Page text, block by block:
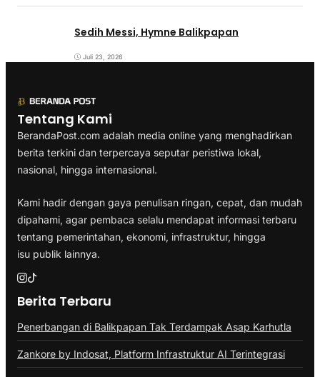
Sedih Messi, Hymne Balikpapan
Juli 23, 2026
Tentang Kami
BerandaPost.com adalah media online yang menghadirkan
berita terkini dan terpercaya seputar peristiwa lokal,
nasional, hingga internasional.
Kami hadir dengan gaya penulisan ringan, cepat, dan mudah
dipahami, agar pembaca selalu mendapat informasi terbaru
tentang pemerintahan, ekonomi, infrastruktur, hingga
isu publik lainnya.
Berita Terbaru
Penerbangan di Balikpapan Tak Terdampak Asap Karhutla
Zankore by Indosat, Platform Infrastruktur AI Terintegrasi